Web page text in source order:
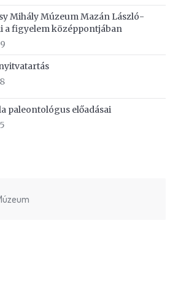
Mihály Múzeum Mazán László-
a figyelem középpontjában
paleontológus előadásai